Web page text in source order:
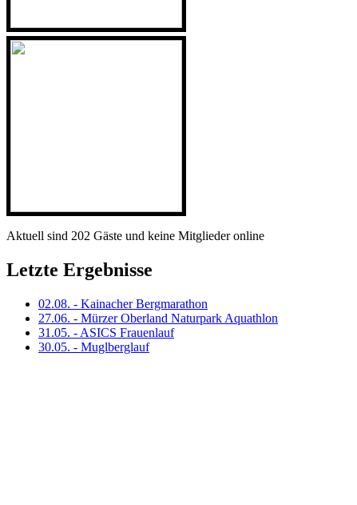
Aktuell sind 202 Gäste und keine Mitglieder online
Letzte Ergebnisse
02.08. - Kainacher Bergmarathon
27.06. - Mürzer Oberland Naturpark Aquathlon
31.05. - ASICS Frauenlauf
30.05. - Muglberglauf